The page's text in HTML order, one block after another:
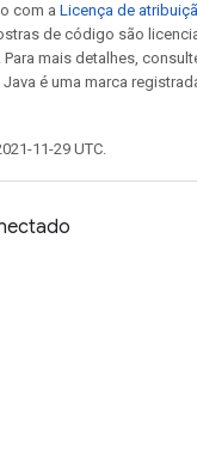
com a Licença de
de código são
. Para mais detalhes,
Java é uma marca
11-29 UTC.